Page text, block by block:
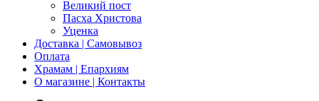
Великий пост
Пасха Христова
Уценка
Доставка | Самовывоз
Оплата
Храмам | Епархиям
О магазине | Контакты